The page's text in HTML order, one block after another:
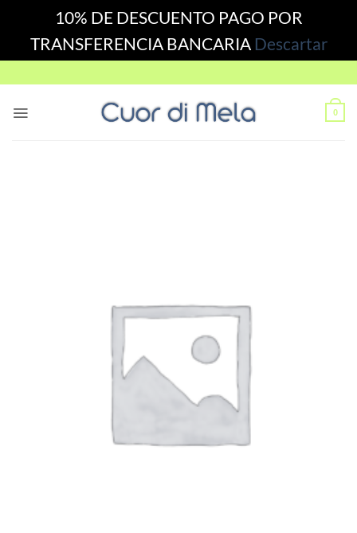
10% DE DESCUENTO PAGO POR
TRANSFERENCIA BANCARIA Descartar
to
0